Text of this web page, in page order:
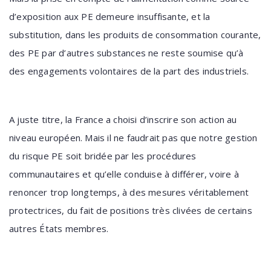
d’exposition aux PE demeure insuffisante, et la
substitution, dans les produits de consommation courante,
des PE par d’autres substances ne reste soumise qu’à
des engagements volontaires de la part des industriels.
A juste titre, la France a choisi d’inscrire son action au
niveau européen. Mais il ne faudrait pas que notre gestion
du risque PE soit bridée par les procédures
communautaires et qu’elle conduise à différer, voire à
renoncer trop longtemps, à des mesures véritablement
protectrices, du fait de positions très clivées de certains
autres États membres.